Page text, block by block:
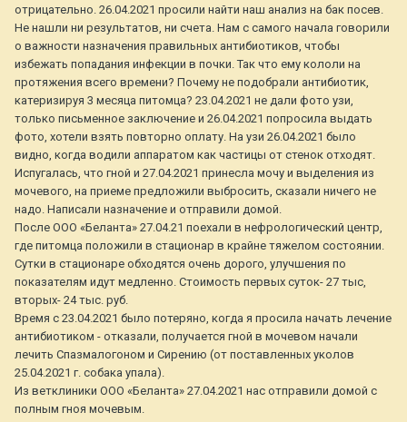
отрицательно. 26.04.2021 просили найти наш анализ на бак посев.
Не нашли ни результатов, ни счета. Нам с самого начала говорили
о важности назначения правильных антибиотиков, чтобы
избежать попадания инфекции в почки. Так что ему кололи на
протяжения всего времени? Почему не подобрали антибиотик,
катеризируя 3 месяца питомца? 23.04.2021 не дали фото узи,
только письменное заключение и 26.04.2021 попросила выдать
фото, хотели взять повторно оплату. На узи 26.04.2021 было
видно, когда водили аппаратом как частицы от стенок отходят.
Испугалась, что гной и 27.04.2021 принесла мочу и выделения из
мочевого, на приеме предложили выбросить, сказали ничего не
надо. Написали назначение и отправили домой.
После ООО «Беланта» 27.04.21 поехали в нефрологический центр,
где питомца положили в стационар в крайне тяжелом состоянии.
Сутки в стационаре обходятся очень дорого, улучшения по
показателям идут медленно. Стоимость первых суток- 27 тыс,
вторых- 24 тыс. руб.
Время с 23.04.2021 было потеряно, когда я просила начать лечение
антибиотиком - отказали, получается гной в мочевом начали
лечить Спазмалогоном и Сирению (от поставленных уколов
25.04.2021 г. собака упала).
Из ветклиники ООО «Беланта» 27.04.2021 нас отправили домой с
полным гноя мочевым.